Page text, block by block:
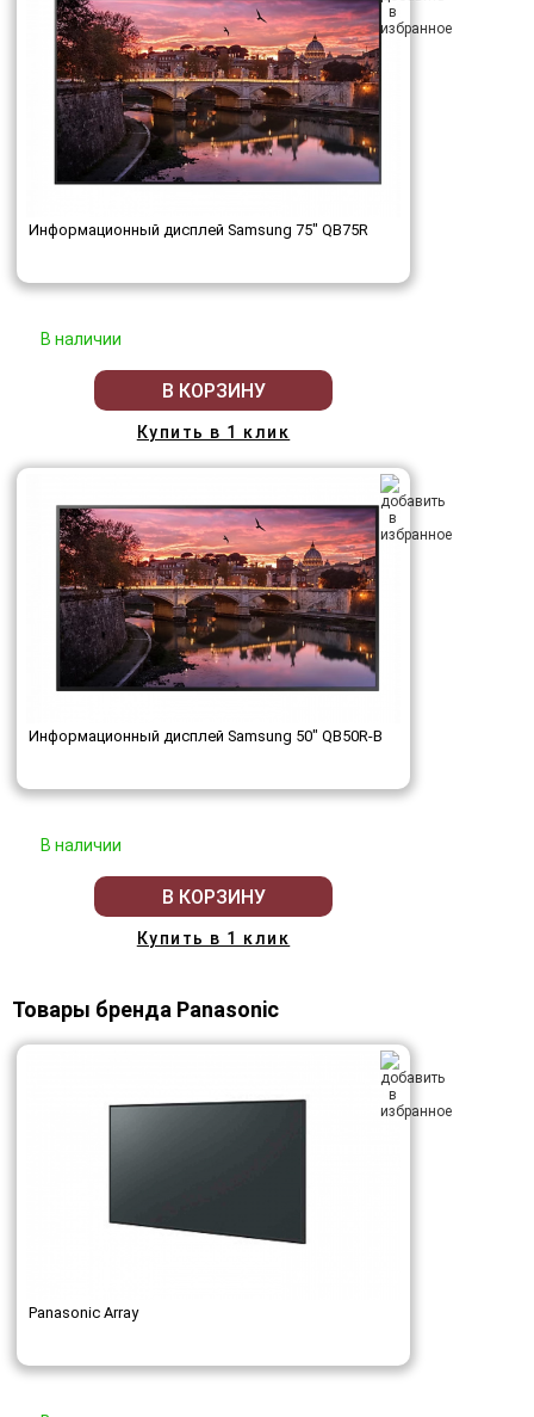
Информационный дисплей Samsung 75" QB75R
В наличии
В КОРЗИНУ
Купить в 1 клик
Информационный дисплей Samsung 50" QB50R-B
В наличии
В КОРЗИНУ
Купить в 1 клик
Товары бренда Panasonic
Panasonic Array